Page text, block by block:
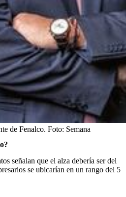
de Fenalco. Foto: Semana
señalan que el alza debería ser del
se ubicarían en un rango del 5